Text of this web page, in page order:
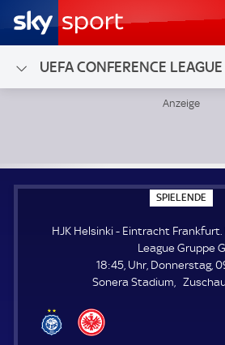
UEFA CONFERENCE LEAGUE
SPIELENDE
P
E
E
N
D
E
HJK Helsinki - Eintracht Frankfurt.
League Gruppe G.
18:45, Uhr, Donnerstag,
Sonera Stadium